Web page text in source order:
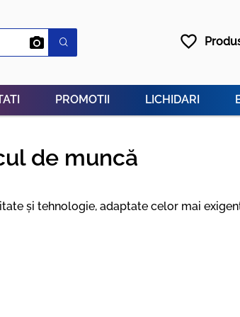
favorite_border
PROMOTII LICHIDARI
de muncă
și tehnologie, adaptate celor mai